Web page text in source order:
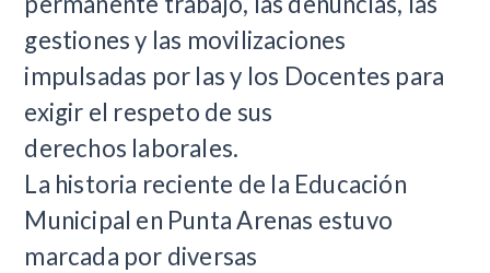
gestiones y las movilizaciones
impulsadas por las y los Docentes para
exigir el respeto de sus
derechos laborales.
La historia reciente de la Educación
Municipal en Punta Arenas estuvo
marcada por diversas